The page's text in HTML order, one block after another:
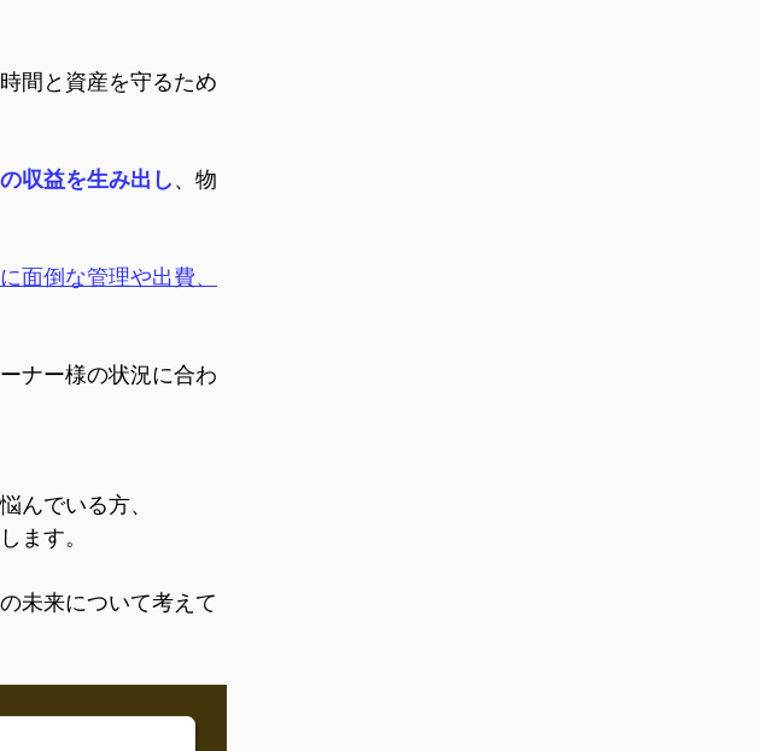
間と資産を守るため
収益を生み出し 、物
面倒な管理や出費、
ナー様の状況に合わ
んでいる方、
ます。
未来について考えて